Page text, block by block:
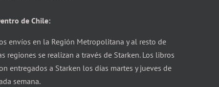
de Chile:
envíos en la Región Metropolitana y al resto de
regiones se realizan a través de Starken. Los libros
entregados a Starken los días martes y jueves de
semana.